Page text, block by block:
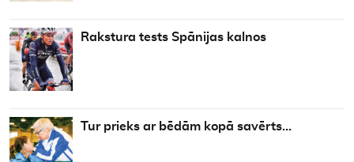
Rakstura tests Spānijas kalnos
Tur prieks ar bēdām kopā savērts…